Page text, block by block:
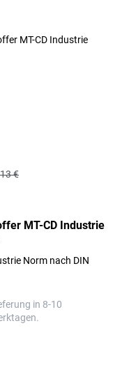
€
MT-CD Industrie
Norm nach DIN
in 8-10